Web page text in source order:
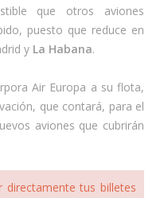
que otros aviones
puesto que reduce en
y La Habana.
Air Europa a su flota,
que contará, para el
aviones que cubrirán
tus billetes